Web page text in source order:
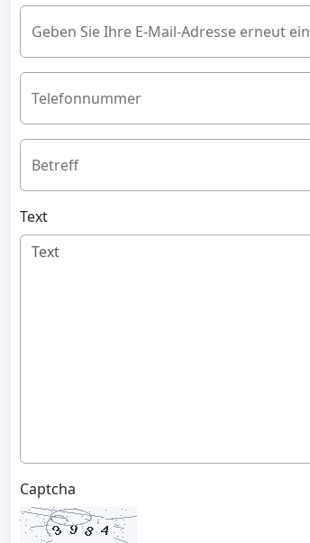
Geben Sie Ihre E-Mail-Adresse erneut ein
Telefonnummer
Betreff
Text
Captcha